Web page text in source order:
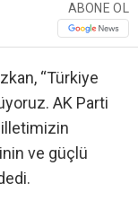
ABONE OL
“Türkiye
AK Parti
ve güçlü